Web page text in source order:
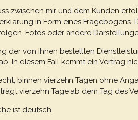
zwischen mir und dem Kunden
in Form eines Fragebogens.
Fotos oder andere
der von Ihnen bestellten
In diesem Fall kommt ein Vertrag
binnen vierzehn Tagen ohne
vierzehn Tage ab dem Tag des
ist deutsch.